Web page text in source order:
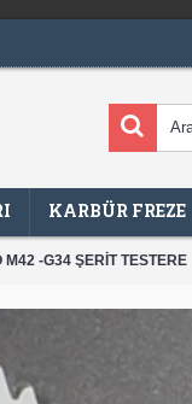
KARBÜR FREZE
M42 -G34 ŞERİT TESTERE